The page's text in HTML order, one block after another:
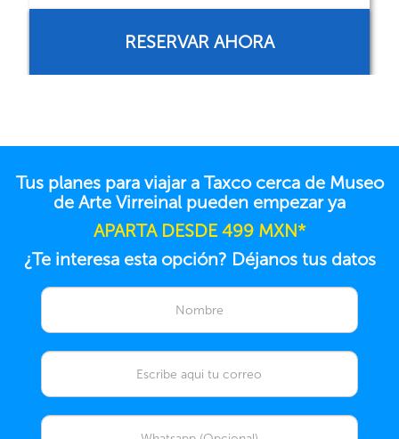
RESERVAR AHORA
Tus planes para viajar a Taxco cerca de Museo
de Arte Virreinal pueden empezar ya
APARTA DESDE 499 MXN*
¿Te interesa esta opción? Déjanos tus datos